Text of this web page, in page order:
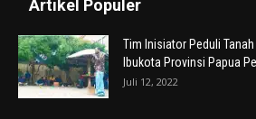
Artikel Populer
Tim Inisiator Peduli
Ibukota Provinsi Papua
Juli 12, 2022